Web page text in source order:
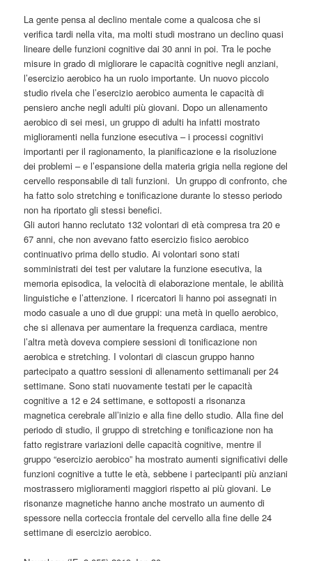
La gente pensa al declino mentale come a qualcosa che si
verifica tardi nella vita, ma molti studi mostrano un declino quasi
lineare delle funzioni cognitive dai 30 anni in poi. Tra le poche
misure in grado di migliorare le capacità cognitive negli anziani,
l’esercizio aerobico ha un ruolo importante. Un nuovo piccolo
studio rivela che l’esercizio aerobico aumenta le capacità di
pensiero anche negli adulti più giovani. Dopo un allenamento
aerobico di sei mesi, un gruppo di adulti ha infatti mostrato
miglioramenti nella funzione esecutiva – i processi cognitivi
importanti per il ragionamento, la pianificazione e la risoluzione
dei problemi – e l’espansione della materia grigia nella regione del
cervello responsabile di tali funzioni. Un gruppo di confronto, che
ha fatto solo stretching e tonificazione durante lo stesso periodo
non ha riportato gli stessi benefici.
Gli autori hanno reclutato 132 volontari di età compresa tra 20 e
67 anni, che non avevano fatto esercizio fisico aerobico
continuativo prima dello studio. Ai volontari sono stati
somministrati dei test per valutare la funzione esecutiva, la
memoria episodica, la velocità di elaborazione mentale, le abilità
linguistiche e l’attenzione. I ricercatori li hanno poi assegnati in
modo casuale a uno di due gruppi: una metà in quello aerobico,
che si allenava per aumentare la frequenza cardiaca, mentre
l’altra metà doveva compiere sessioni di tonificazione non
aerobica e stretching. I volontari di ciascun gruppo hanno
partecipato a quattro sessioni di allenamento settimanali per 24
settimane. Sono stati nuovamente testati per le capacità
cognitive a 12 e 24 settimane, e sottoposti a risonanza
magnetica cerebrale all’inizio e alla fine dello studio. Alla fine del
periodo di studio, il gruppo di stretching e tonificazione non ha
fatto registrare variazioni delle capacità cognitive, mentre il
gruppo “esercizio aerobico” ha mostrato aumenti significativi delle
funzioni cognitive a tutte le età, sebbene i partecipanti più anziani
mostrassero miglioramenti maggiori rispetto ai più giovani. Le
risonanze magnetiche hanno anche mostrato un aumento di
spessore nella corteccia frontale del cervello alla fine delle 24
settimane di esercizio aerobico.